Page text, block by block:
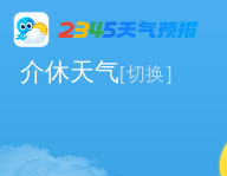
介休天气[切换]